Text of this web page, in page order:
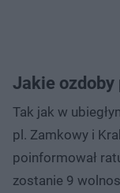
Jakie ozdoby
Tak jak w
pl. Zamkowy i
poinformował
zostanie 9